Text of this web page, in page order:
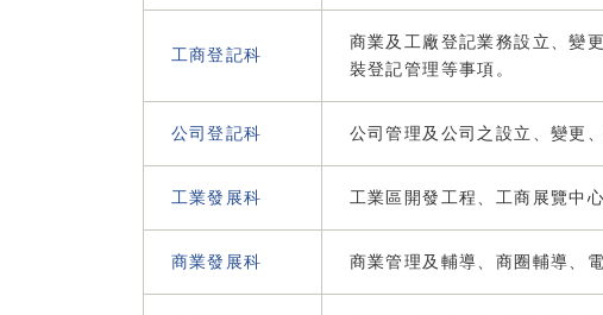
工商登記科
商業及工廠登記業務設立、變
裝登記管理等事項。
公司登記科 公司管理及公司之設立、變更
工業發展科 工業區開發工程、工商展覽中
商業發展科 商業管理及輔導、商圈輔導、